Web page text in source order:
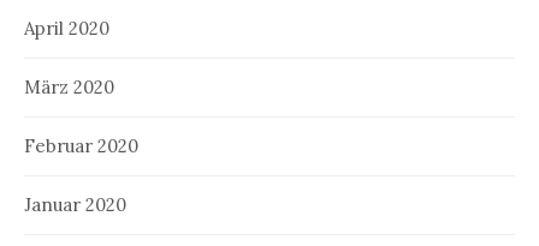
April 2020
März 2020
Februar 2020
Januar 2020